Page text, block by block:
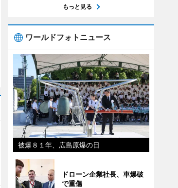
もっと見る
ワールドフォトニュース
被爆８１年、広島原爆の日
ドローン企業社長、車爆破
で重傷